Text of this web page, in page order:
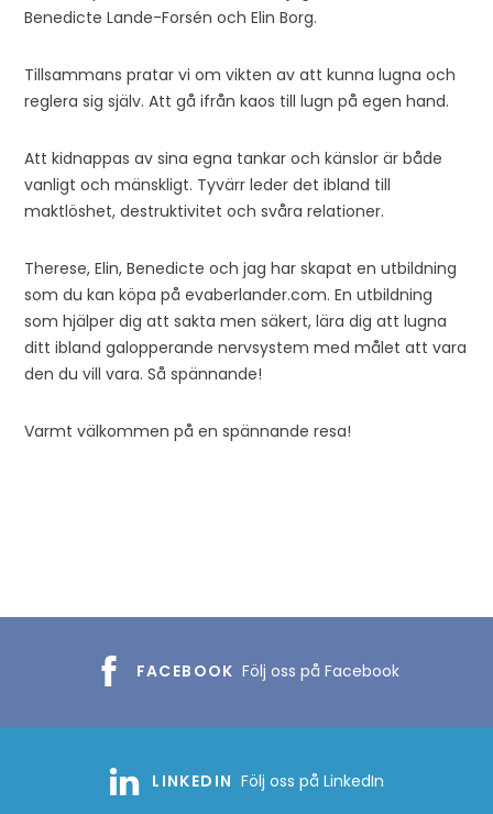
Benedicte Lande-Forsén och Elin Borg.
Tillsammans pratar vi om vikten av att kunna lugna och
reglera sig själv. Att gå ifrån kaos till lugn på egen hand.
Att kidnappas av sina egna tankar och känslor är både
vanligt och mänskligt. Tyvärr leder det ibland till
maktlöshet, destruktivitet och svåra relationer.
Therese, Elin, Benedicte och jag har skapat en utbildning
som du kan köpa på evaberlander.com. En utbildning
som hjälper dig att sakta men säkert, lära dig att lugna
ditt ibland galopperande nervsystem med målet att vara
den du vill vara. Så spännande!
Varmt välkommen på en spännande resa!
FACEBOOK Följ oss på Facebook
LINKEDIN Följ oss på LinkedIn